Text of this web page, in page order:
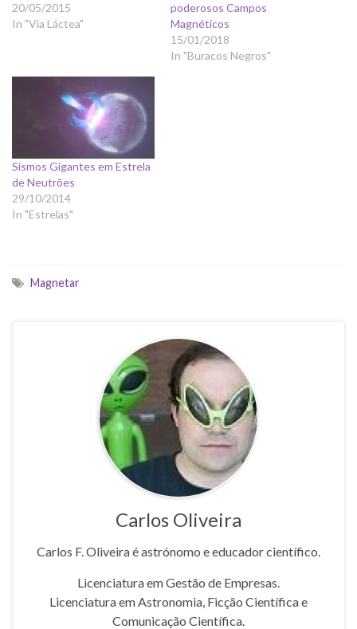
20/05/2015
In "Via Láctea"
poderosos Campos
Magnéticos
15/01/2018
In "Buracos Negros"
Sismos Gigantes em Estrela
de Neutrões
29/10/2014
In "Estrelas"
Magnetar
Carlos Oliveira
Carlos F. Oliveira é astrónomo e educador científico.
Licenciatura em Gestão de Empresas.
Licenciatura em Astronomia, Ficção Científica e
Comunicação Científica.